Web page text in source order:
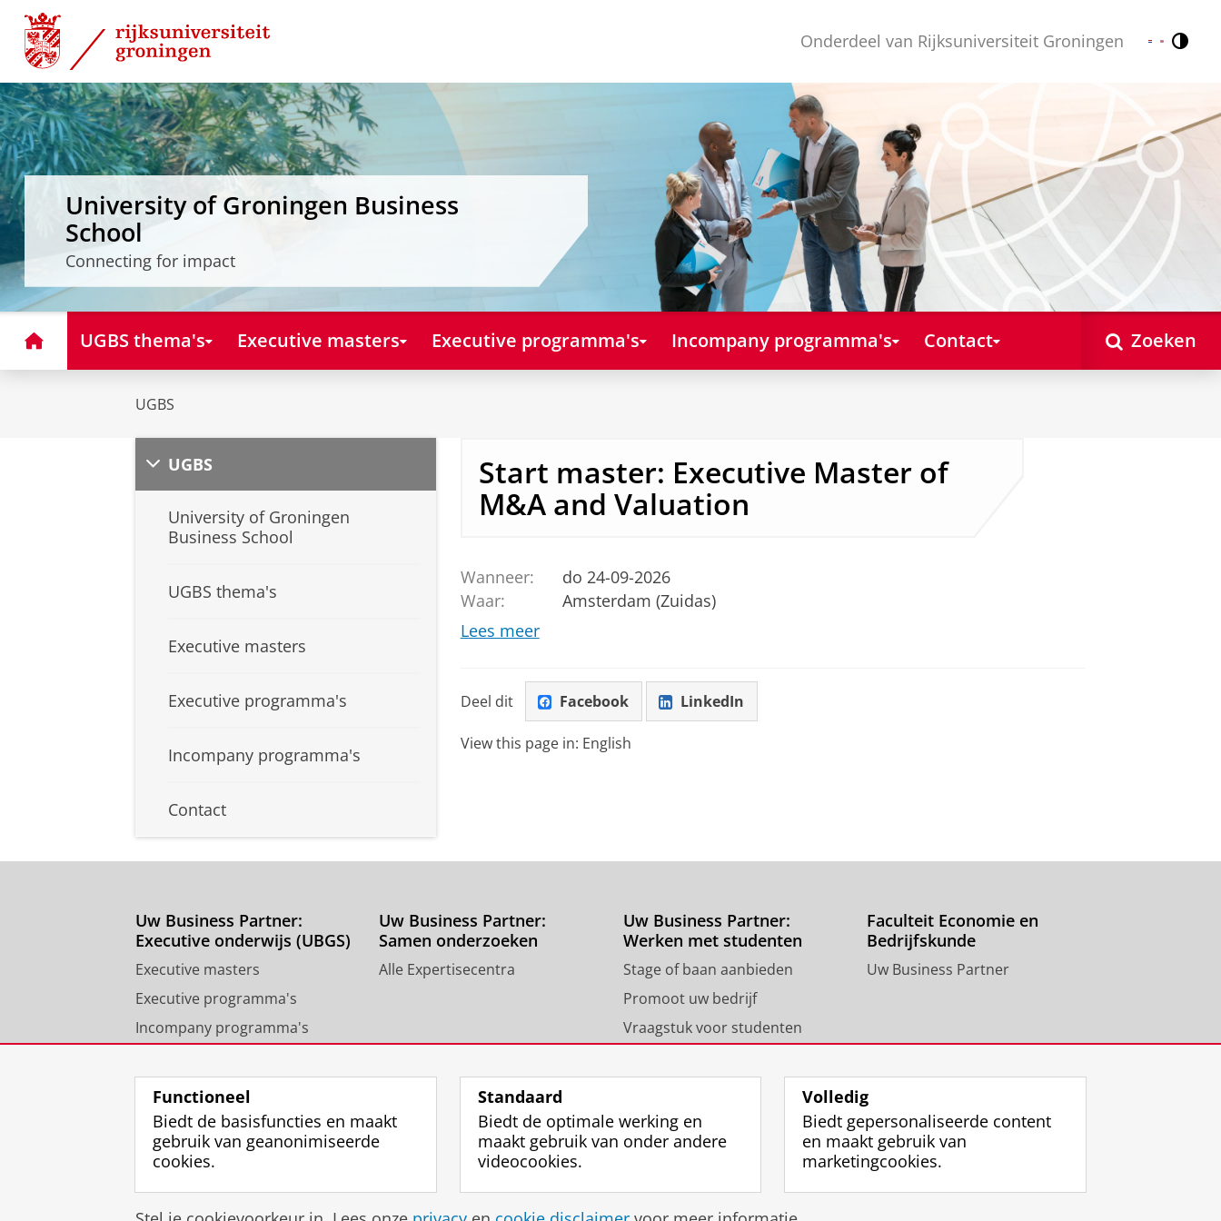
Skip
Content
Skip
Navigation
Onderdeel van Rijksuniversiteit Groningen Nederlands
English
University of Groningen Business
School
Connecting for impact
HomeUGBS thema's Executive masters Executive programma's Incompany programma's Contact Zoeken
UGBS
UGBS
University of Groningen
Business School
UGBS thema's
Executive masters
Executive programma's
Incompany programma's
Contact
Start master: Executive Master of
M&A and Valuation
Wanneer:
do 24-09-2026
Waar:
Amsterdam (Zuidas)
Lees meer
Deel dit Facebook LinkedIn
View this page in: English
Uw Business Partner:
Executive onderwijs (UBGS)
Executive masters
Executive programma's
Incompany programma's
Groningen Business School
Uw Business Partner:
Samen onderzoeken
Alle Expertisecentra
Uw Business Partner:
Werken met studenten
Stage of baan aanbieden
Promoot uw bedrijf
Vraagstuk voor studenten
Faculteit Economie en
Bedrijfskunde
Uw Business Partner
Disclaimer & Copyright Privacy Cookies Inloggen
Functioneel
Biedt de basisfuncties en maakt
gebruik van geanonimiseerde
cookies.
Standaard
Biedt de optimale werking en
maakt gebruik van onder andere
videocookies.
Volledig
Biedt gepersonaliseerde content
en maakt gebruik van
marketingcookies.